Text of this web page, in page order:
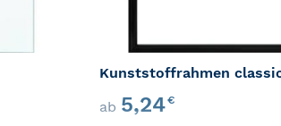
ab 5,24€